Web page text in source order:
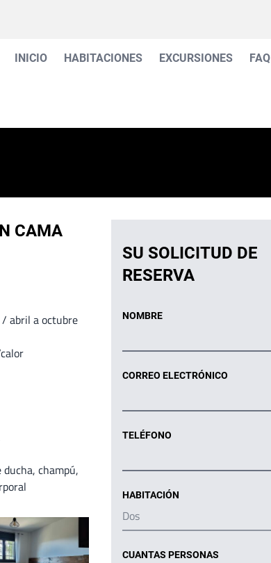
Main
INICIO HABITACIONES EXCURSIONES FAQ
CAMA
abril a octubre
ducha, champú,
SU SOLICITUD DE
RESERVA
NOMBRE
CORREO ELECTRÓNICO
TELÉFONO
HABITACIÓN
CUANTAS PERSONAS